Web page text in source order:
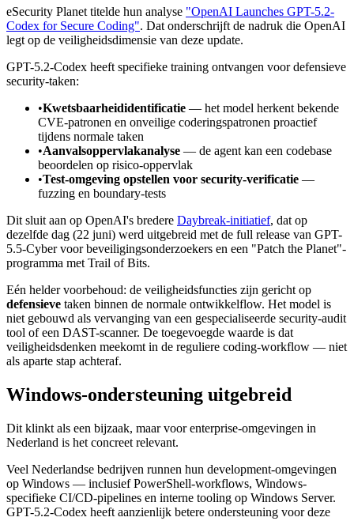
eSecurity Planet titelde hun analyse "OpenAI Launches GPT-5.2-
Codex for Secure Coding". Dat onderschrijft de nadruk die OpenAI
legt op de veiligheidsdimensie van deze update.
GPT-5.2-Codex heeft specifieke training ontvangen voor defensieve
security-taken:
•Kwetsbaarheididentificatie — het model herkent bekende
CVE-patronen en onveilige coderingspatronen proactief
tijdens normale taken
•Aanvalsoppervlakanalyse — de agent kan een codebase
beoordelen op risico-oppervlak
•Test-omgeving opstellen voor security-verificatie —
fuzzing en boundary-tests
Dit sluit aan op OpenAI's bredere Daybreak-initiatief, dat op
dezelfde dag (22 juni) werd uitgebreid met de full release van GPT-
5.5-Cyber voor beveiligingsonderzoekers en een "Patch the Planet"-
programma met Trail of Bits.
Eén helder voorbehoud: de veiligheidsfuncties zijn gericht op
defensieve taken binnen de normale ontwikkelflow. Het model is
niet gebouwd als vervanging van een gespecialiseerde security-audit
tool of een DAST-scanner. De toegevoegde waarde is dat
veiligheidsdenken meekomt in de reguliere coding-workflow — niet
als aparte stap achteraf.
Windows-ondersteuning uitgebreid
Dit klinkt als een bijzaak, maar voor enterprise-omgevingen in
Nederland is het concreet relevant.
Veel Nederlandse bedrijven runnen hun development-omgevingen
op Windows — inclusief PowerShell-workflows, Windows-
specifieke CI/CD-pipelines en interne tooling op Windows Server.
GPT-5.2-Codex heeft aanzienlijk betere ondersteuning voor deze